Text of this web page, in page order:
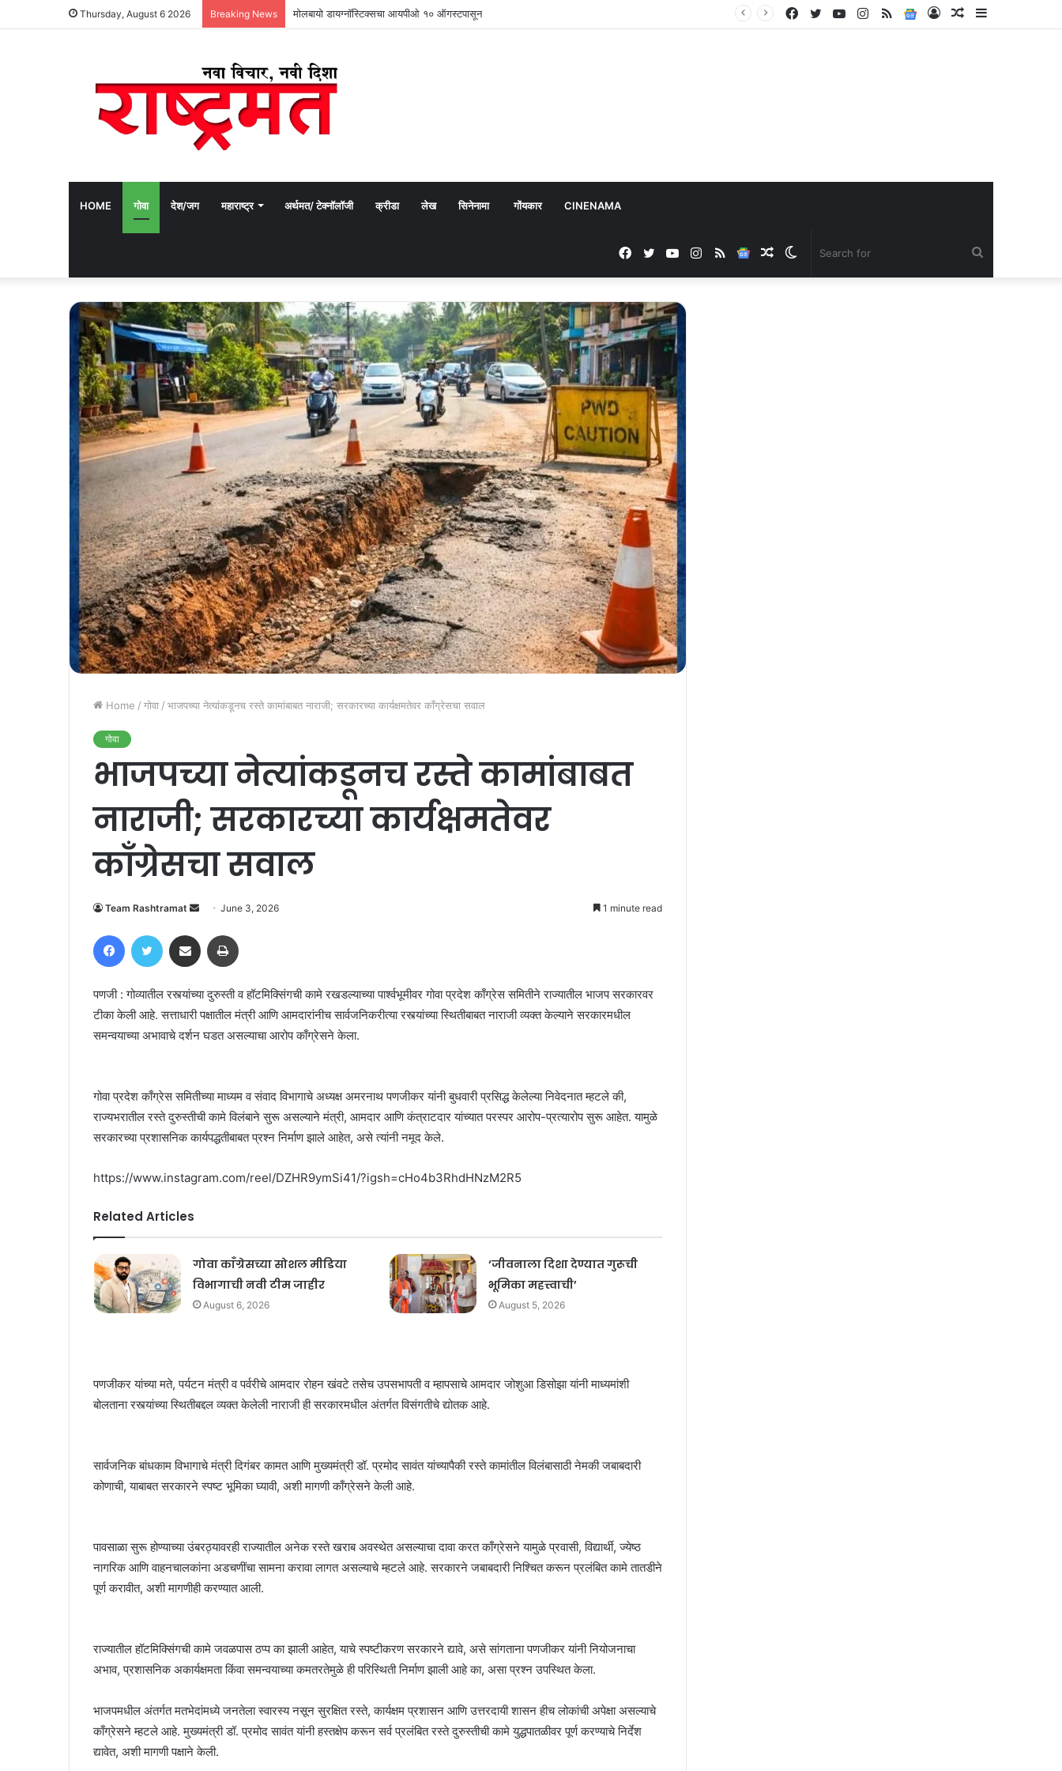
Thursday, August 6 2026 Breaking News मोलबायो डायग्नॉस्टिक्सचा आयपीओ १० ऑगस्टपासून Sidebar
Random
Log
Google
RSS
Instagram
YouTube
Twitter
Facebook
HOME गोवा देश/जग महाराष्ट्र अर्थमत/ टेक्नॉलॉजी क्रीडा लेख सिनेनामा गोंयकार CINENAMA
Switch
Random
Google
RSS
Instagram
YouTube
Twitter
Facebook
Home / गोवा / भाजपच्या नेत्यांकडूनच रस्ते कामांबाबत नाराजी; सरकारच्या कार्यक्षमतेवर काँग्रेसचा सवाल
गोवा
भाजपच्या नेत्यांकडूनच रस्ते कामांबाबत
नाराजी; सरकारच्या कार्यक्षमतेवर
काँग्रेसचा सवाल
Team Rashtramat
Send
email
June 3, 2026 1 minute read
FacebookTwitter Share via Email
पणजी : गोव्यातील रस्त्यांच्या दुरुस्ती व हॉटमिक्सिंगची कामे रखडल्याच्या पार्श्वभूमीवर गोवा प्रदेश काँग्रेस समितीने राज्यातील भाजप सरकारवर
टीका केली आहे. सत्ताधारी पक्षातील मंत्री आणि आमदारांनीच सार्वजनिकरीत्या रस्त्यांच्या स्थितीबाबत नाराजी व्यक्त केल्याने सरकारमधील
समन्वयाच्या अभावाचे दर्शन घडत असल्याचा आरोप काँग्रेसने केला.
गोवा प्रदेश काँग्रेस समितीच्या माध्यम व संवाद विभागाचे अध्यक्ष अमरनाथ पणजीकर यांनी बुधवारी प्रसिद्ध केलेल्या निवेदनात म्हटले की,
राज्यभरातील रस्ते दुरुस्तीची कामे विलंबाने सुरू असल्याने मंत्री, आमदार आणि कंत्राटदार यांच्यात परस्पर आरोप-प्रत्यारोप सुरू आहेत. यामुळे
सरकारच्या प्रशासनिक कार्यपद्धतीबाबत प्रश्न निर्माण झाले आहेत, असे त्यांनी नमूद केले.
https://www.instagram.com/reel/DZHR9ymSi41/?igsh=cHo4b3RhdHNzM2R5
Related Articles
गोवा काँग्रेसच्या सोशल मीडिया
विभागाची नवी टीम जाहीर
August 6, 2026
‘जीवनाला दिशा देण्यात गुरूची
भूमिका महत्त्वाची’
August 5, 2026
पणजीकर यांच्या मते, पर्यटन मंत्री व पर्वरीचे आमदार रोहन खंवटे तसेच उपसभापती व म्हापसाचे आमदार जोशुआ डिसोझा यांनी माध्यमांशी
बोलताना रस्त्यांच्या स्थितीबद्दल व्यक्त केलेली नाराजी ही सरकारमधील अंतर्गत विसंगतीचे द्योतक आहे.
सार्वजनिक बांधकाम विभागाचे मंत्री दिगंबर कामत आणि मुख्यमंत्री डॉ. प्रमोद सावंत यांच्यापैकी रस्ते कामांतील विलंबासाठी नेमकी जबाबदारी
कोणाची, याबाबत सरकारने स्पष्ट भूमिका घ्यावी, अशी मागणी काँग्रेसने केली आहे.
पावसाळा सुरू होण्याच्या उंबरठ्यावरही राज्यातील अनेक रस्ते खराब अवस्थेत असल्याचा दावा करत काँग्रेसने यामुळे प्रवासी, विद्यार्थी, ज्येष्ठ
नागरिक आणि वाहनचालकांना अडचणींचा सामना करावा लागत असल्याचे म्हटले आहे. सरकारने जबाबदारी निश्चित करून प्रलंबित कामे तातडीने
पूर्ण करावीत, अशी मागणीही करण्यात आली.
राज्यातील हॉटमिक्सिंगची कामे जवळपास ठप्प का झाली आहेत, याचे स्पष्टीकरण सरकारने द्यावे, असे सांगताना पणजीकर यांनी नियोजनाचा
अभाव, प्रशासनिक अकार्यक्षमता किंवा समन्वयाच्या कमतरतेमुळे ही परिस्थिती निर्माण झाली आहे का, असा प्रश्न उपस्थित केला.
भाजपमधील अंतर्गत मतभेदांमध्ये जनतेला स्वारस्य नसून सुरक्षित रस्ते, कार्यक्षम प्रशासन आणि उत्तरदायी शासन हीच लोकांची अपेक्षा असल्याचे
काँग्रेसने म्हटले आहे. मुख्यमंत्री डॉ. प्रमोद सावंत यांनी हस्तक्षेप करून सर्व प्रलंबित रस्ते दुरुस्तीची कामे युद्धपातळीवर पूर्ण करण्याचे निर्देश
द्यावेत, अशी मागणी पक्षाने केली.